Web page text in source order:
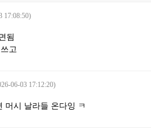
17:08:50)
됨
고
06-03 17:12:20)
머시 날라들 온다잉 ㅋ